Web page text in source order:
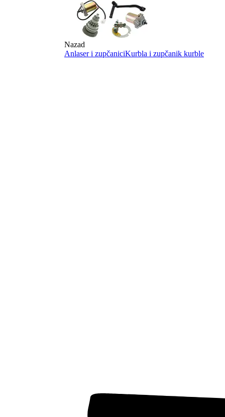
Nazad
Anlaser i zupčaniciKurbla i zupčanik kurble